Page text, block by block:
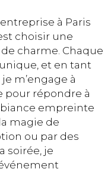
à Paris
choisir une
charme. Chaque
et en tant
m’engage à
pour répondre à
empreinte
magie de
ou par des
soirée, je